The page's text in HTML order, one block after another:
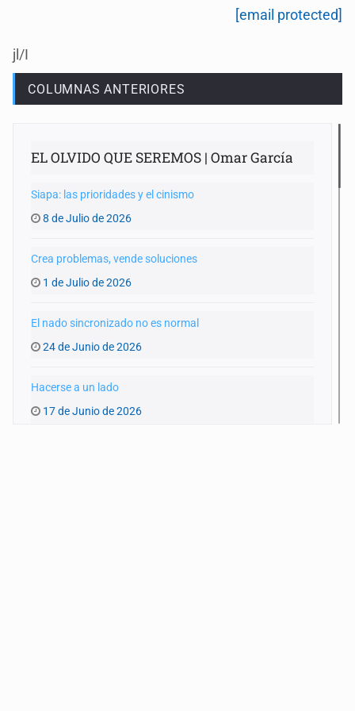
[email protected]
jl/I
COLUMNAS ANTERIORES
EL OLVIDO QUE SEREMOS | Omar García
Siapa: las prioridades y el cinismo
8 de Julio de 2026
Crea problemas, vende soluciones
1 de Julio de 2026
El nado sincronizado no es normal
24 de Junio de 2026
Hacerse a un lado
17 de Junio de 2026